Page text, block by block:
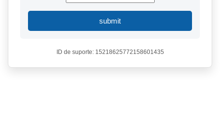
submit
ID de suporte: 15218625772158601435